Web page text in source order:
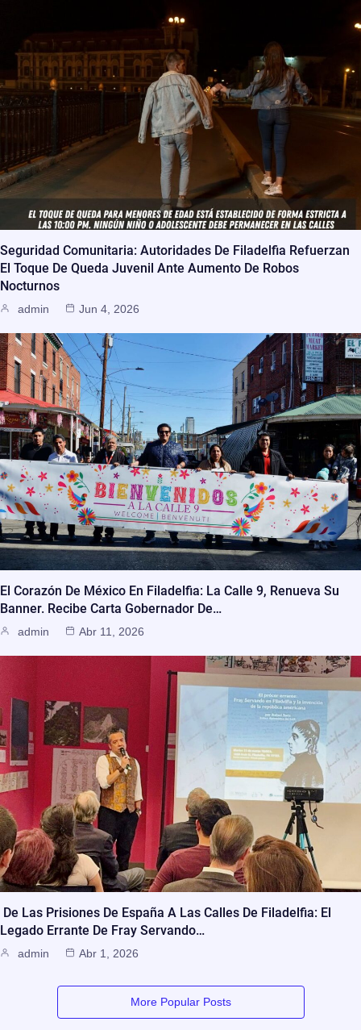
Seguridad Comunitaria: Autoridades De Filadelfia Refuerzan
El Toque De Queda Juvenil Ante Aumento De Robos
Nocturnos
admin Jun 4, 2026
El Corazón De México En Filadelfia: La Calle 9, Renueva Su
Banner. Recibe Carta Gobernador De…
admin Abr 11, 2026
De Las Prisiones De España A Las Calles De Filadelfia: El
Legado Errante De Fray Servando…
admin Abr 1, 2026
More Popular Posts